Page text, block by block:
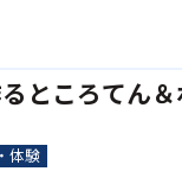
ところてん
体験